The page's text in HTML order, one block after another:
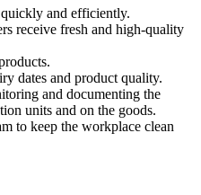
and efficiently.
receive fresh and high-quality
dates and product quality.
and documenting the
units and on the goods.
to keep the workplace clean